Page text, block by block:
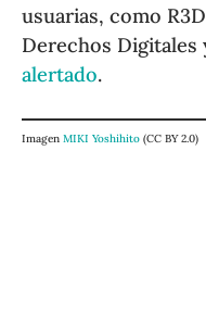
usuarias, como
Derechos
alertado.
ImagenMIKI Yoshihito (CC BY 2.0)